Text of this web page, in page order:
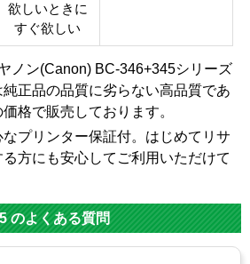
欲しいときに
すぐ欲しい
ノン(Canon) BC-346+345シリーズ
正品の品質に劣らない高品質であ
格で販売しております。
プリンター保証付。はじめてリサ
方にも安心してご利用いただけて
のよくある質問